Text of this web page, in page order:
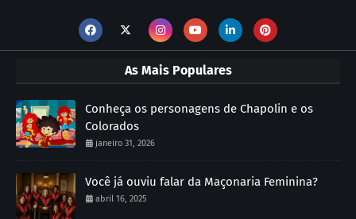
As Mais Populares
Conheça os personagens de Chapolin e os
Colorados
janeiro 31, 2026
Você já ouviu falar da Maçonaria Feminina?
abril 16, 2025